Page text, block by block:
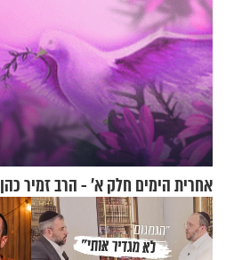
אחרית הימים חלק א’ - הרב זמיר כהן